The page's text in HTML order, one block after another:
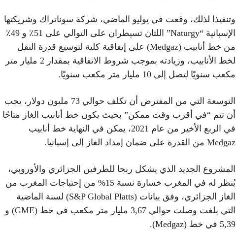
وتنفيذا لذلك، وقعت في يوليو الماضي، شركة سوناتراك وشريكتها
الإسبانية “Naturgy” اللتان تسيطران على التوالي على 51٪ و 49٪
من خط أنابيب (Medgaz) على إتفاقية كلية لتوسيع قدرة النقل
لخط الأنابيب، وزيادته بموجب شروط الاتفاقية بمقدار 2 مليار متر
مكعب سنويًا لتصل إلى 10 مليار متر مكعب سنويًا.
التوسعة التي من المفترض أن تكلف حوالي 73 مليون دولار، يجب
أن تتم “في أقرب وقت ممكن” بحيث يكون خط أنابيب الغاز متاحًا
في الربع الأخير من عام 2021، يمكن في النهاية خط أنابيب
Medgaz من القدرة على ضمان إمداد الغاز إلى إسبانيا.
المشروع الجديد الذي يشكل ربحا للطرفين الجزائري والأوروبي،
يُنظر له في المغرب خسارة نسبة 15% من إحتياجات المغرب من
الغاز الجزائري، وفق بيانات (S&P Global Platts) لسنة الماضية
التي بلغت وصلت حوالي 3,67 مليار متر مكعب في خط (GME) و
5,39 في خط (Medgaz).